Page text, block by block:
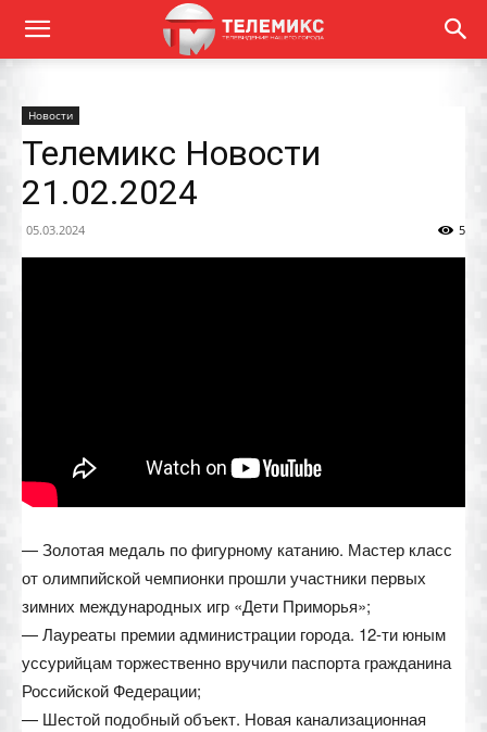
Новости
Телемикс Новости
21.02.2024
05.03.2024 5
— Золотая медаль по фигурному катанию. Мастер класс
от олимпийской чемпионки прошли участники первых
зимних международных игр «Дети Приморья»;
— Лауреаты премии администрации города. 12-ти юным
уссурийцам торжественно вручили паспорта гражданина
Российской Федерации;
— Шестой подобный объект. Новая канализационная